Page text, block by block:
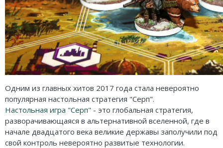
Одним из главных хитов 2017 года стала невероятно
популярная настольная стратегия "Серп".
Настольная игра "Серп" - это глобальная стратегия,
разворачивающаяся в альтернативной вселенной, где в
начале двадцатого века великие державы заполучили под
свой контроль невероятно развитые технологии.